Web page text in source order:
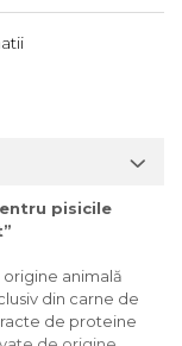
pisicile
animală
din carne de
de proteine